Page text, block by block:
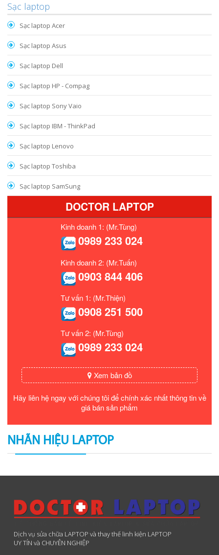
Sạc laptop
Sạc laptop Acer
Sạc laptop Asus
Sạc laptop Dell
Sạc laptop HP - Compag
Sạc laptop Sony Vaio
Sạc laptop IBM - ThinkPad
Sạc laptop Lenovo
Sạc laptop Toshiba
Sạc laptop SamSung
DOCTOR LAPTOP
Kinh doanh 1: (Mr.Tùng)
0989 233 024
Kinh doanh 2: (Mr.Tuấn)
0903 844 406
Tư vấn 1: (Mr.Thiện)
0908 251 500
Tư vấn 2: (Mr.Tùng)
0989 233 024
Xem bản đồ
Hãy liên hệ ngay với chúng tôi để chính xác nhất thông tin về
giá bán sản phẩm
NHÃN HIỆU LAPTOP
Dịch vụ sửa chữa LAPTOP và thay thế linh kiện LAPTOP
UY TÍN và CHUYÊN NGHIỆP